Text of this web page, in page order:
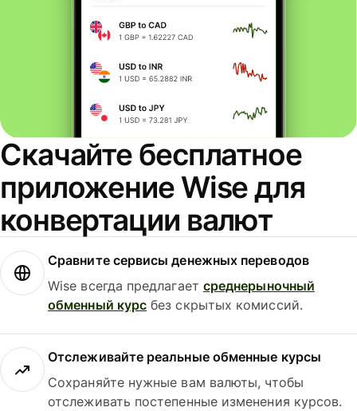
Скачайте бесплатное
приложение Wise для
конвертации валют
Сравните сервисы денежных переводов
Wise всегда предлагает среднерыночный
обменный курс без скрытых комиссий.
Отслеживайте реальные обменные курсы
Сохраняйте нужные вам валюты, чтобы
отслеживать постепенные изменения курсов.